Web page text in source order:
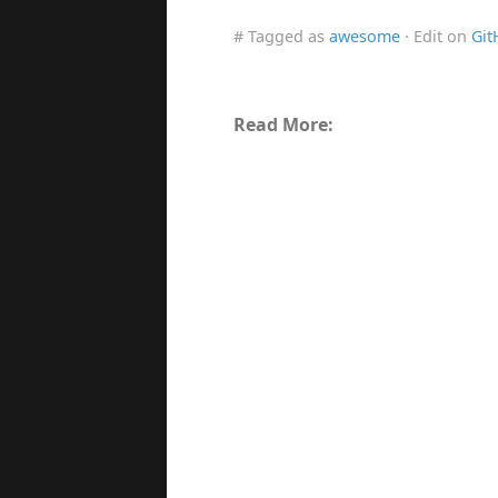
# Tagged as awesome· Edit on
Read More: